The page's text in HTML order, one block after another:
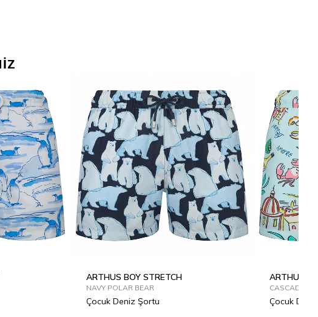
ARTHUS BOY STRETCH
NAVY POLAR BEAR
Çocuk Deniz Şortu
ARTHUS
CASCADE
Çocuk